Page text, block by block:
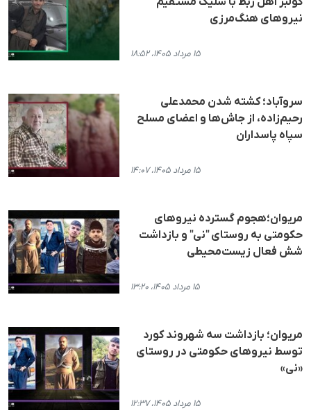
نیروهای هنگ‌مرزی
۱۵ مرداد ۱۴۰۵، ۱۸:۵۲
سروآباد؛ کشته شدن محمدعلی
رحیم‌زاده، از جاش‌ها و اعضای مسلح
سپاه پاسداران
۱۵ مرداد ۱۴۰۵، ۱۴:۰۷
مریوان؛هجوم گسترده نیروهای
حکومتی به روستای "نی" و بازداشت
شش فعال زیست‌محیطی
۱۵ مرداد ۱۴۰۵، ۱۳:۲۰
مریوان؛ بازداشت سه شهروند کورد
توسط نیروهای حکومتی در روستای
«نی»
۱۵ مرداد ۱۴۰۵، ۱۲:۳۷